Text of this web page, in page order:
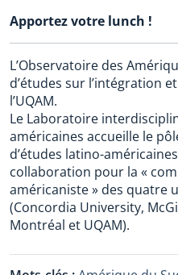
Apportez votre lunch !
L’Observatoire des
d’études sur l’intégration
l’UQAM.
Le Laboratoire
américaines accueille le
d’études latino-
collaboration pour la «
américaniste » des quatre
(Concordia University,
Montréal et UQAM).